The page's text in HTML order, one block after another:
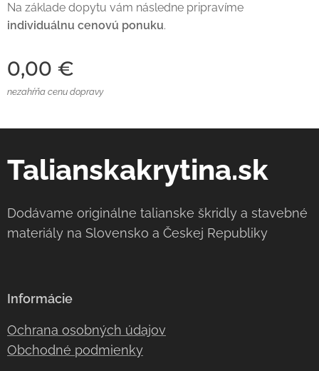
Na základe dopytu vám následne pripravíme
individuálnu cenovú ponuku.
0,00 €
nezahŕňa cenu dopravy
Talianskakrytina.sk
Dodávame originálne talianske škridly a stavebné
materiály na Slovensko a Českej Republiky
Informácie
Ochrana osobných údajov
Obchodné podmienky